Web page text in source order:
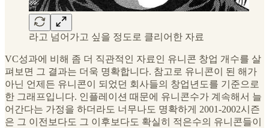
라고 넘어가고 싶을 정도로 클리어한 자료
VC성과에 비해 좀 더 직관적인 자료인 유니콘 창업 개수를 살
펴보면 그 결과는 더욱 명확합니다. 참고로 유니콘이 된 해가
아닌 언제든 유니콘이 되었던 회사들의 창업년도를 기준으로
한 그래프입니다. 인플레이션 때문에 유니콘수가 계속해서 늘
어간다는 가정을 하더라도 너무나도 명확하게 2001-2002시즌
은 그 이전보다도 그 이후보다도 확실히 적은수의 유니콘들이